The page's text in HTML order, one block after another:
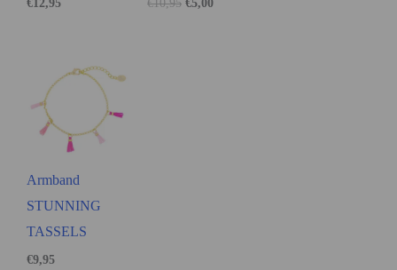
Armband
STUNNING
TASSELS
€9,95